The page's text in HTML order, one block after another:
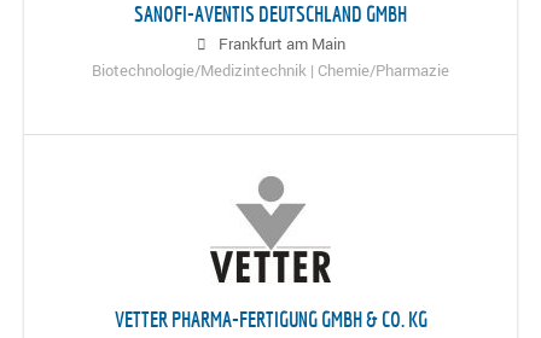
SANOFI-AVENTIS DEUTSCHLAND GMBH
Frankfurt am Main
Biotechnologie/Medizintechnik | Chemie/Pharmazie
VETTER PHARMA-FERTIGUNG GMBH & CO. KG